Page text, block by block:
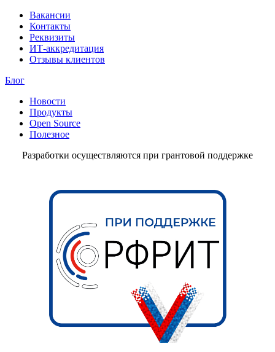
Вакансии
Контакты
Реквизиты
ИТ-аккредитация
Отзывы клиентов
Блог
Новости
Продукты
Open Source
Полезное
Разработки осуществляются при грантовой поддержке